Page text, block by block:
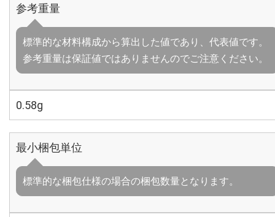
参考重量
標準的な材料構成から算出した値であり、代表値です。
参考重量は保証値ではありませんのでご注意ください。
0.58g
最小梱包単位
標準的な梱包仕様の場合の梱包数量となります。